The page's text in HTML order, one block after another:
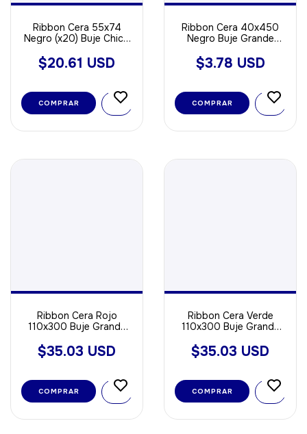
Ribbon Cera 55x74
Negro (x20) Buje Chico
$20.61 USD
COMPRAR
Ribbon Cera 40x450
Negro Buje Grande
$3.78 USD
COMPRAR
Ribbon Cera Rojo
110x300 Buje Grande
$35.03 USD
COMPRAR
Ribbon Cera Verde
110x300 Buje Grande
$35.03 USD
COMPRAR